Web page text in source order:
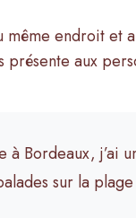
endroit
aux
Bordeaux, j’ai
sur la